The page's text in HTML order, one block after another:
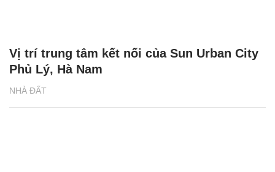
NHÀ ĐẤT
Vị trí trung tâm kết nối của Sun Urban City
Phủ Lý, Hà Nam